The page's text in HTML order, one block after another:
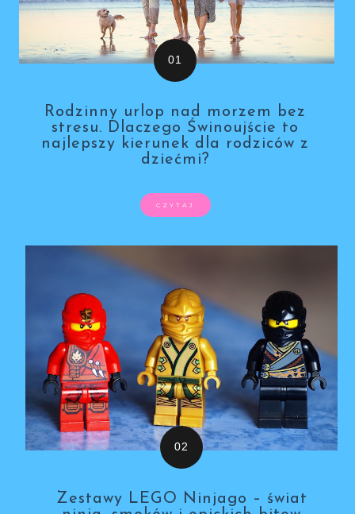
Rodzinny urlop nad morzem bez
stresu. Dlaczego Świnoujście to
najlepszy kierunek dla rodziców z
dziećmi?
CZYTAJ
Zestawy LEGO Ninjago – świat